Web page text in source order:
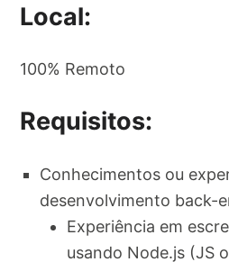
Local:
100% Remoto
Requisitos:
Conhecimentos ou
desenvolvimento back-
Experiência em
usando Node.js (JS